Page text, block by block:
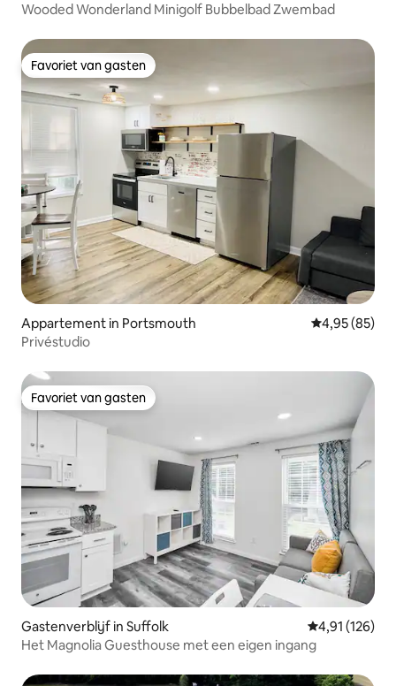
Wooded Wonderland Minigolf Bubbelbad Zwembad
Favoriet van gasten
Favoriet van gasten
Appartement in Portsmouth Gemiddelde
4,95 (85)
Privéstudio
Favoriet van gasten
Favoriet van gasten
Gastenverblijf in Suffolk Gemiddelde
4,91 (126)
Het Magnolia Guesthouse met een eigen ingang